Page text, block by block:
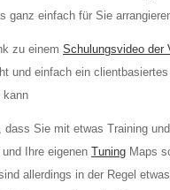
ganz einfach für Sie
zu einem Schulungsvideo der
und einfach ein
kann
dass Sie mit etwas Training
Ihre eigenen Tuning Maps
allerdings in der Regel